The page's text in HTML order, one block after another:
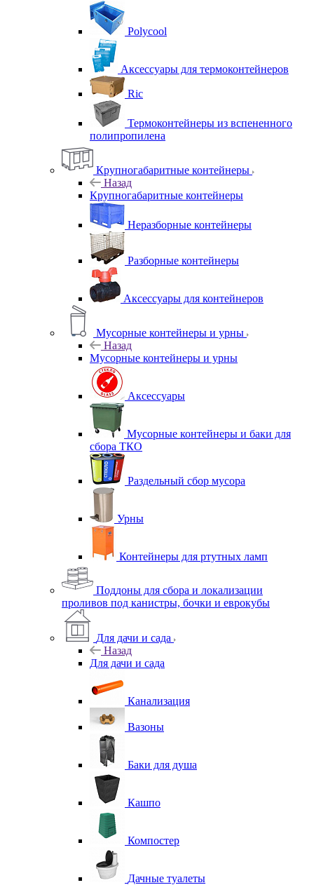
Polycool
Аксессуары для термоконтейнеров
Ric
Термоконтейнеры из вспененного
полипропилена
Крупногабаритные контейнеры
Назад
Крупногабаритные контейнеры
Неразборные контейнеры
Разборные контейнеры
Аксессуары для контейнеров
Мусорные контейнеры и урны
Назад
Мусорные контейнеры и урны
Аксессуары
Мусорные контейнеры и баки для
сбора ТКО
Раздельный сбор мусора
Урны
Контейнеры для ртутных ламп
Поддоны для сбора и локализации
проливов под канистры, бочки и еврокубы
Для дачи и сада
Назад
Для дачи и сада
Канализация
Вазоны
Баки для душа
Кашпо
Компостер
Дачные туалеты